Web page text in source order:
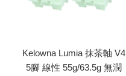
Kelowna Lumia 抹茶軸 V4
5腳 線性 55g/63.5g 無潤